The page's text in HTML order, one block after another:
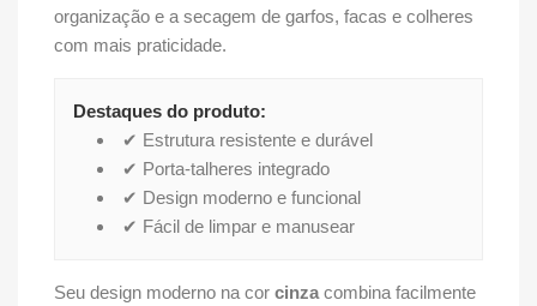
organização e a secagem de garfos, facas e colheres
com mais praticidade.
Destaques do produto:
✔ Estrutura resistente e durável
✔ Porta-talheres integrado
✔ Design moderno e funcional
✔ Fácil de limpar e manusear
Seu design moderno na cor cinzacombina facilmente